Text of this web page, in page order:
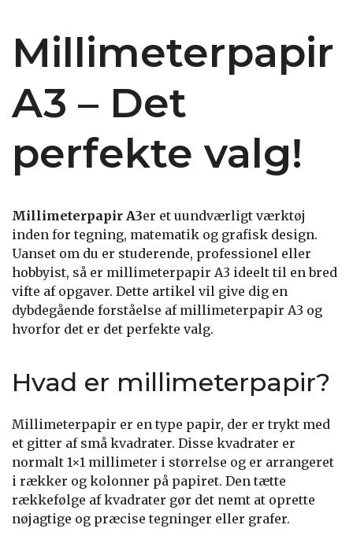
Millimeterpapir
A3 – Det
perfekte valg!
Millimeterpapir A3er et uundværligt værktøj
inden for tegning, matematik og grafisk design.
Uanset om du er studerende, professionel eller
hobbyist, så er millimeterpapir A3 ideelt til en bred
vifte af opgaver. Dette artikel vil give dig en
dybdegående forståelse af millimeterpapir A3 og
hvorfor det er det perfekte valg.
Hvad er millimeterpapir?
Millimeterpapir er en type papir, der er trykt med
et gitter af små kvadrater. Disse kvadrater er
normalt 1×1 millimeter i størrelse og er arrangeret
i rækker og kolonner på papiret. Den tætte
rækkefølge af kvadrater gør det nemt at oprette
nøjagtige og præcise tegninger eller grafer.